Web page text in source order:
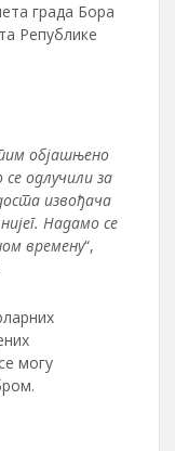
града Бора
Републике
објашњено
одлучили за
извођача
Надамо се
времену“,
могу